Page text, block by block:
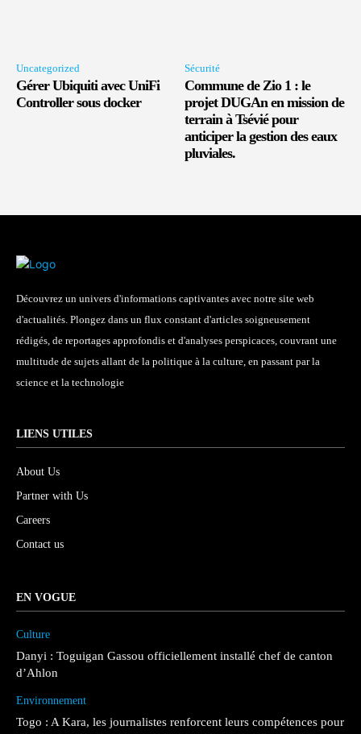
Uncategorized
Gérer Ubiquiti avec UniFi
Controller sous docker
Sécurité
Commune de Zio 1 : le
projet DUGAn en mission de
terrain à Tsévié pour
anticiper la gestion des eaux
pluviales.
Découvrez un univers d'informations captivantes avec notre site web
d'actualités. Plongez dans un flux constant d'articles soigneusement
rédigés, de reportages approfondis et d'analyses perspicaces, couvrant une
multitude de sujets allant de la politique à la culture, en passant par la
science et la technologie
LIENS UTILES
About Us
Partner with Us
Careers
Contact us
EN VOGUE
Culture
Danyi : Toguigan Gassou officiellement installé chef de canton
d’Ahlon
Environnement
Togo : A Kara, les journalistes renforcent leurs compétences pour